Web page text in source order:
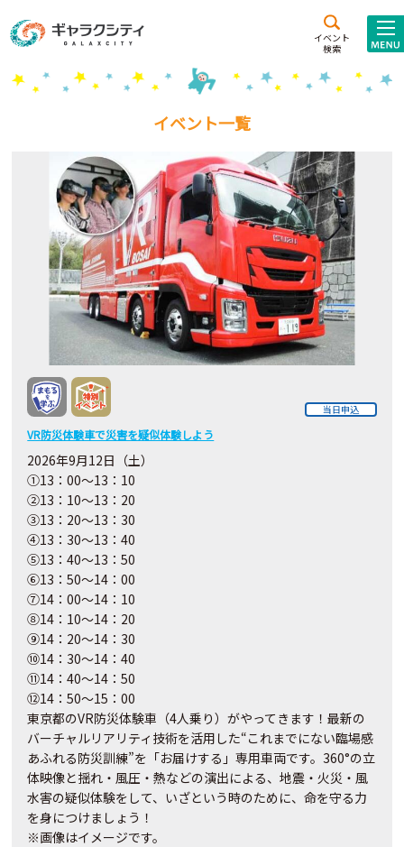
イベント
検索
施設案内
こども
西新井
施設･
施設貸出･団体利用
こどもみーてぃんぐ
Gがくえん
ブランドからのお知らせ
いっしょに創る
イベントレポート
イベント一覧
当日申込
VR防災体験車で災害を疑似体験しよう
2026年9月12日（土）
①13：00～13：10
②13：10～13：20
③13：20～13：30
④13：30～13：40
⑤13：40～13：50
⑥13：50～14：00
⑦14：00～14：10
⑧14：10～14：20
⑨14：20～14：30
⑩14：30～14：40
⑪14：40～14：50
⑫14：50～15：00
東京都のVR防災体験車（4人乗り）がやってきます！最新の
バーチャルリアリティ技術を活用した“これまでにない臨場感
あふれる防災訓練”を「お届けする」専用車両です。360°の立
体映像と揺れ・風圧・熱などの演出による、地震・火災・風
水害の疑似体験をして、いざという時のために、命を守る力
を身につけましょう！
※画像はイメージです。